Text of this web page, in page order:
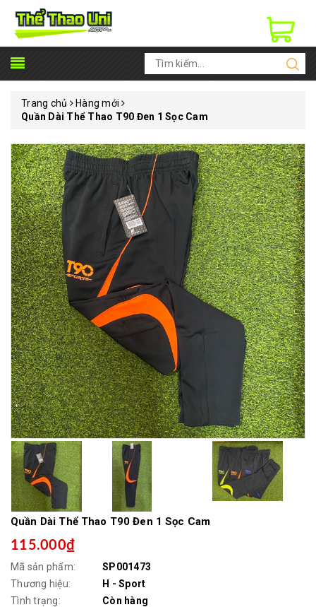
Trang chủ
Hàng mới
Quần Dài Thể Thao T90 Đen 1 Sọc Cam
Quần Dài Thể Thao T90 Đen 1 Sọc Cam
115.000₫
Mã sản phẩm:
SP001473
Thương hiệu:
H - Sport
Tình trạng:
Còn hàng